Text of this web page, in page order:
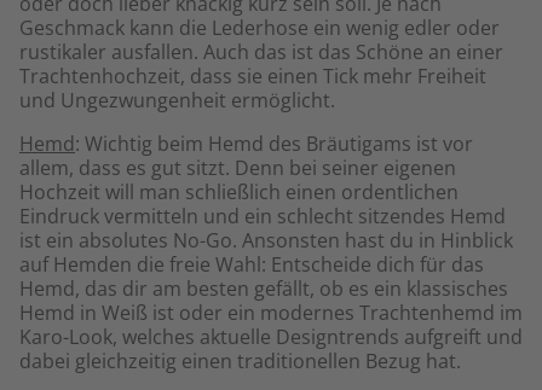
Geschmack kann die Lederhose ein wenig edler oder
rustikaler ausfallen. Auch das ist das Schöne an einer
Trachtenhochzeit, dass sie einen Tick mehr Freiheit
und Ungezwungenheit ermöglicht.
Hemd: Wichtig beim Hemd des Bräutigams ist vor
allem, dass es gut sitzt. Denn bei seiner eigenen
Hochzeit will man schließlich einen ordentlichen
Eindruck vermitteln und ein schlecht sitzendes Hemd
ist ein absolutes No-Go. Ansonsten hast du in Hinblick
auf Hemden die freie Wahl: Entscheide dich für das
Hemd, das dir am besten gefällt, ob es ein klassisches
Hemd in Weiß ist oder ein modernes Trachtenhemd im
Karo-Look, welches aktuelle Designtrends aufgreift und
dabei gleichzeitig einen traditionellen Bezug hat.